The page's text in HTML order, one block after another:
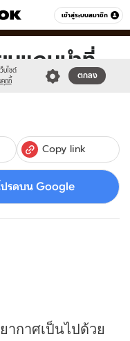
เข้าสู่ระบบสมาชิก
หมวดอื่นๆ
บไซต์
คุกกี้
ตกลง
มแกนนำที่
Copy link
ปรดบน Google
ากาศเป็นไปด้วย